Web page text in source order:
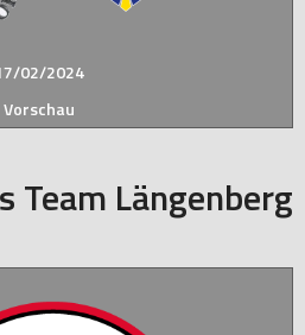
02/2024
Vorschau
Team Längenberg